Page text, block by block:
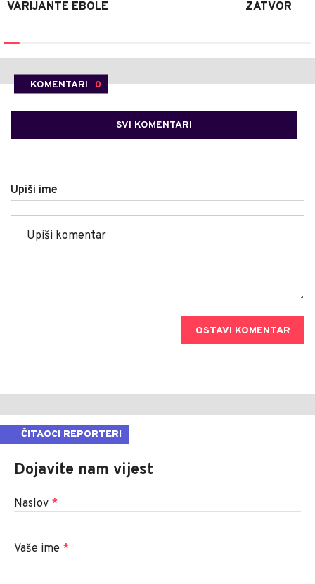
VARIJANTE EBOLE ZATVOR
KOMENTARI 0
SVI KOMENTARI
Upiši ime
OSTAVI KOMENTAR
ČITAOCI REPORTERI
Dojavite nam vijest
Naslov *
Vaše ime *